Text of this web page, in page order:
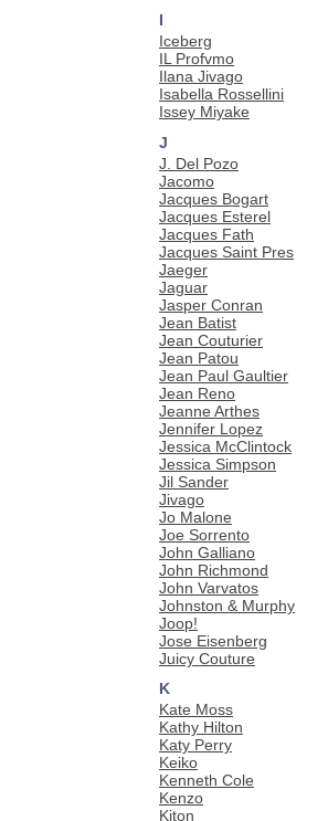
I
Iceberg
IL Profvmo
Ilana Jivago
Isabella Rossellini
Issey Miyake
J
J. Del Pozo
Jacomo
Jacques Bogart
Jacques Esterel
Jacques Fath
Jacques Saint Pres
Jaeger
Jaguar
Jasper Conran
Jean Batist
Jean Couturier
Jean Patou
Jean Paul Gaultier
Jean Reno
Jeanne Arthes
Jennifer Lopez
Jessica McClintock
Jessica Simpson
Jil Sander
Jivago
Jo Malone
Joe Sorrento
John Galliano
John Richmond
John Varvatos
Johnston & Murphy
Joop!
Jose Eisenberg
Juicy Couture
K
Kate Moss
Kathy Hilton
Katy Perry
Keiko
Kenneth Cole
Kenzo
Kiton